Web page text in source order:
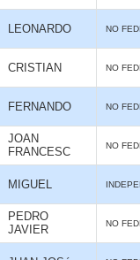
LEONARDO NO
CRISTIAN NO
FERNANDO NO
JOAN
FRANCESC
NO
MIGUEL
PEDRO
JAVIER
NO